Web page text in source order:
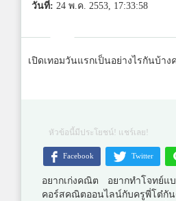
วันที่: 24 พ.ค. 2553, 17:33:58
เปิดเทอมวันแรกเป็นอย่างไรกันบ้าง
หัวข้อนี้มีประโยชน์! แชร์เลย!
Facebook Twitter
อยากเก่งคณิต อยากทำโจทย์แ
คอร์สคณิตออนไลน์กับครูพี่โต๋